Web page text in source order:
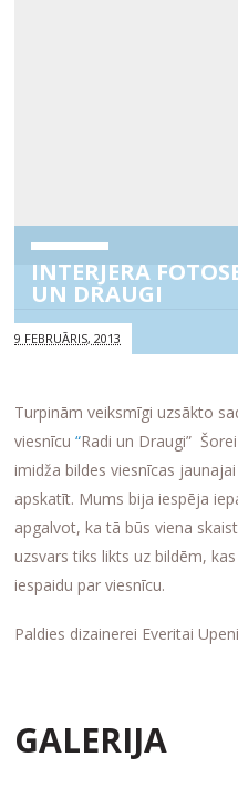
INTERJERA
UN DRAUGI
9 FEBRUĀRIS, 2013
Turpinām veiksmīgi uzsākto
viesnīcu“Radi un Draugi”
imidža bildes viesnīcas
apskatīt. Mums bija iespēja
apgalvot, ka tā būs viena
uzsvars tiks likts uz bildēm,
iespaidu par viesnīcu.
Paldies dizainerei Everitai
GALERIJA